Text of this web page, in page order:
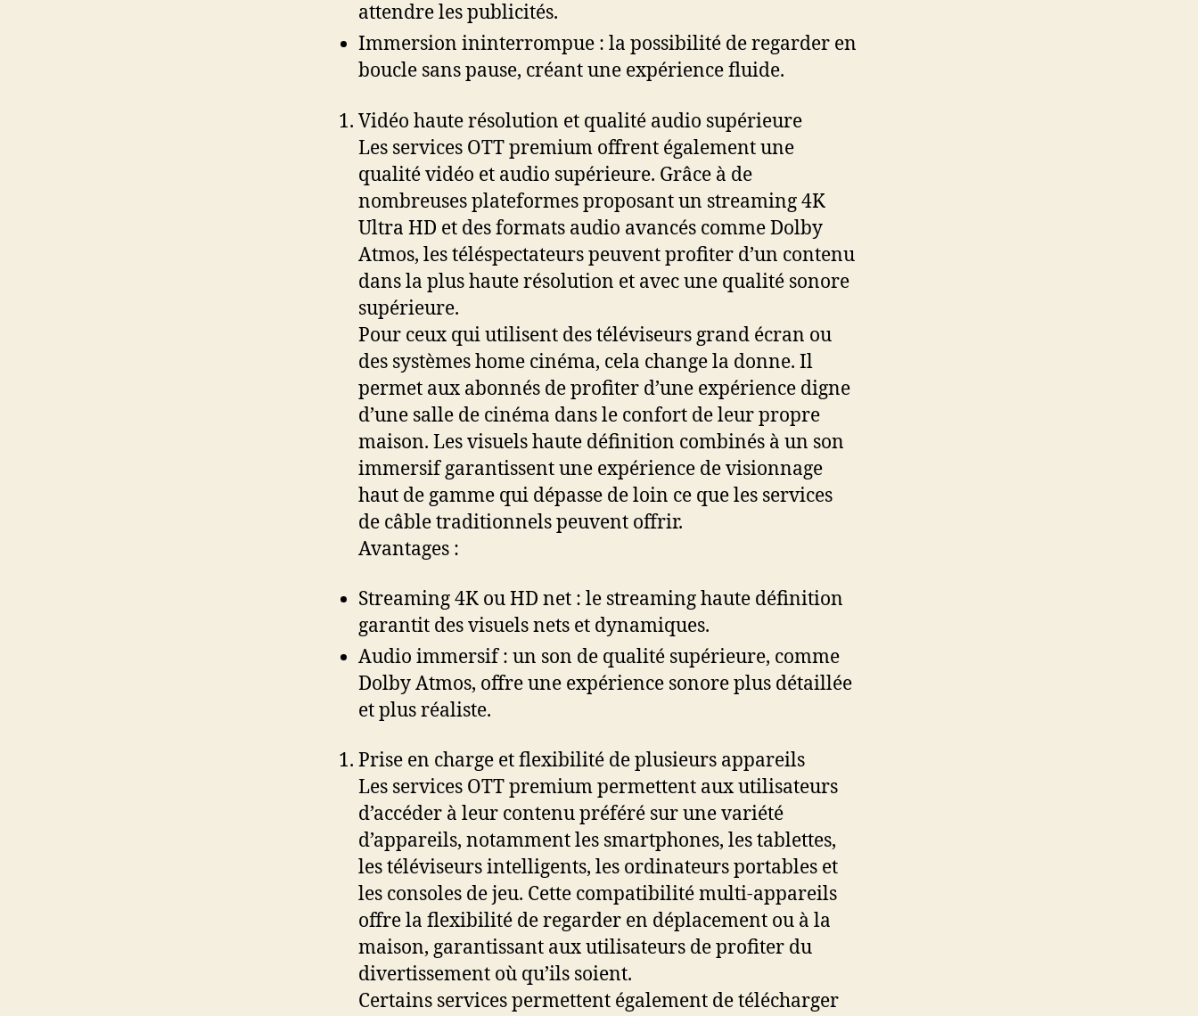
attendre les publicités.
Immersion ininterrompue : la possibilité de regarder en
boucle sans pause, créant une expérience fluide.
Vidéo haute résolution et qualité audio supérieure
Les services OTT premium offrent également une
qualité vidéo et audio supérieure. Grâce à de
nombreuses plateformes proposant un streaming 4K
Ultra HD et des formats audio avancés comme Dolby
Atmos, les téléspectateurs peuvent profiter d’un contenu
dans la plus haute résolution et avec une qualité sonore
supérieure.
Pour ceux qui utilisent des téléviseurs grand écran ou
des systèmes home cinéma, cela change la donne. Il
permet aux abonnés de profiter d’une expérience digne
d’une salle de cinéma dans le confort de leur propre
maison. Les visuels haute définition combinés à un son
immersif garantissent une expérience de visionnage
haut de gamme qui dépasse de loin ce que les services
de câble traditionnels peuvent offrir.
Avantages :
Streaming 4K ou HD net : le streaming haute définition
garantit des visuels nets et dynamiques.
Audio immersif : un son de qualité supérieure, comme
Dolby Atmos, offre une expérience sonore plus détaillée
et plus réaliste.
Prise en charge et flexibilité de plusieurs appareils
Les services OTT premium permettent aux utilisateurs
d’accéder à leur contenu préféré sur une variété
d’appareils, notamment les smartphones, les tablettes,
les téléviseurs intelligents, les ordinateurs portables et
les consoles de jeu. Cette compatibilité multi-appareils
offre la flexibilité de regarder en déplacement ou à la
maison, garantissant aux utilisateurs de profiter du
divertissement où qu’ils soient.
Certains services permettent également de télécharger